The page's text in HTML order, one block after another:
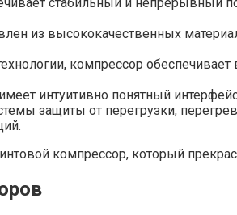
из высококачественных
компрессор
интуитивно понятный
защиты от перегрузки,
компрессор, который